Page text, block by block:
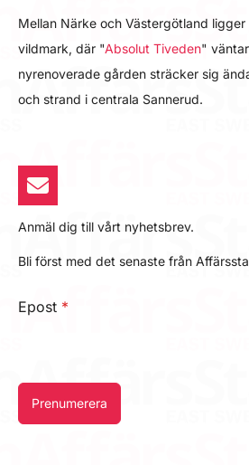
Mellan Närke och Västergötland
vildmark, där "Absolut Tiveden"
nyrenoverade gården sträcker sig
och strand i centrala Sannerud.
Anmäl dig till vårt nyhetsbrev.
Bli först med det senaste från
Epost *
Prenumerera